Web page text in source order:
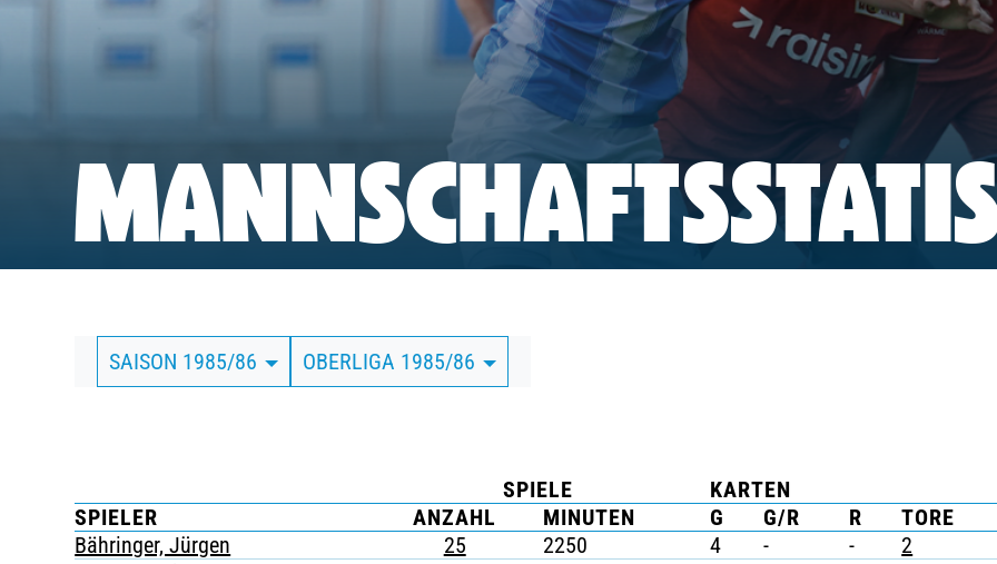
FRAUEN
CLUBMITGLIEDSCHAFT
BUSINESS
SÜDKURVE
TICKETING
SAISON 1985/86 OBERLIGA 1985/86
SPIELE
KARTEN
SPIELER
ANZAHL MINUTEN G G/R R
TORE
Bähringer, Jürgen
25 2250 4 - -
2